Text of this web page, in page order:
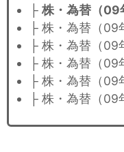
├ 株・為替（09
├ 株・為替（09
├ 株・為替（09
├ 株・為替（09
├ 株・為替（09
├ 株・為替（09